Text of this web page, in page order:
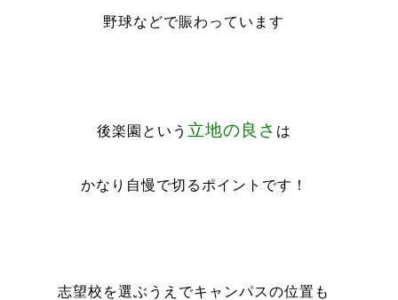
野球などで賑わっています
後楽園という 立地の良さ は
かなり自慢で切るポイントです！
志望校を選ぶうえでキャンパスの位置も